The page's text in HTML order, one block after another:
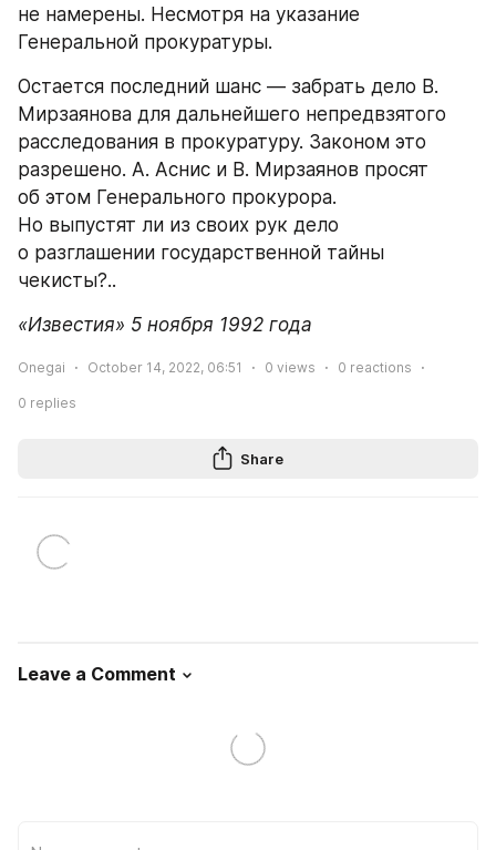
не намерены. Несмотря на указание
Генеральной прокуратуры.
Остается последний шанс — забрать дело В.
Мирзаянова для дальнейшего непредвзятого
расследования в прокуратуру. Законом это
разрешено. А. Аснис и В. Мирзаянов просят
об этом Генерального прокурора.
Но выпустят ли из своих рук дело
о разглашении государственной тайны
чекисты?..
«Известия» 5 ноября 1992 года
Onegai October 14, 2022, 06:51 0 views 0 reactions
0 replies
Share
Leave a Comment